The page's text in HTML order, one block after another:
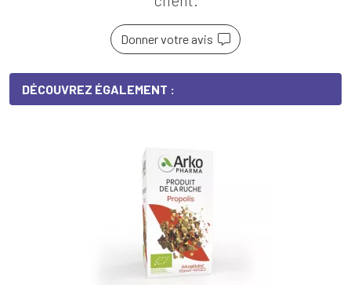
Donner votre avis
DÉCOUVREZ ÉGALEMENT :